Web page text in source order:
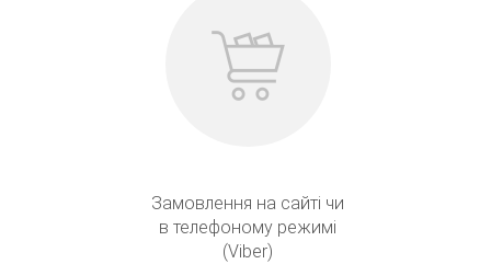
Замовлення на сайті чи
в телефоному режимі
(Viber)